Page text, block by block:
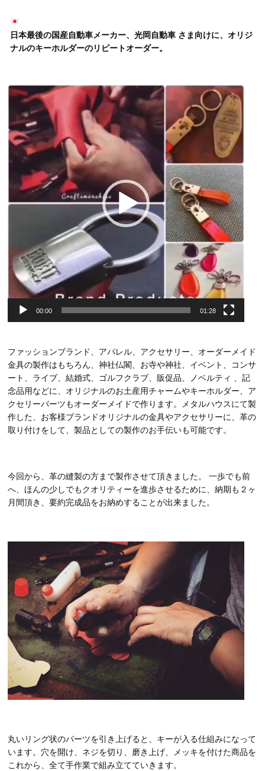
日本最後の国産自動車メーカー、光岡自動車 さま向けに、オリジ
ナルのキーホルダーのリピートオーダー。
動
レ
ー
00:00 01:28
ファッションブランド、アパレル、アクセサリー、オーダーメイド
金具の製作はもちろん、神社仏閣、お寺や神社、イベント、コンサ
ート、ライブ、結婚式、ゴルフクラブ、販促品、ノベルティ 、記
念品用などに、オリジナルのお土産用チャームやキーホルダー、ア
クセリーパーツもオーダーメイドで作ります。メタルハウスにて製
作した、お客様ブランドオリジナルの金具やアクセサリーに、革の
取り付けをして、製品としての製作のお手伝いも可能です。
今回から、革の縫製の方まで製作させて頂きました。 一歩でも前
へ、ほんの少しでもクオリティーを進歩させるために、納期も２ヶ
月間頂き、要約完成品をお納めすることが出来ました。
丸いリング状のパーツを引き上げると、キーが入る仕組みになって
います。穴を開け、ネジを切り、磨き上げ、メッキを付けた商品を
これから、全て手作業で組み立てていきます。